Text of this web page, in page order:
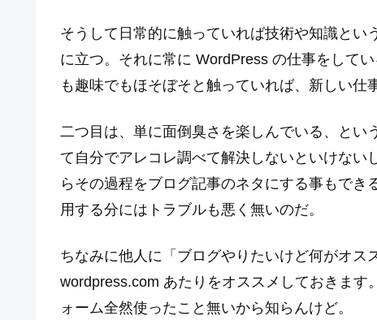
そうして日常的に触っていれば技術や知識と
に立つ。それに常に WordPress の仕事をして
も趣味でもほそぼそと触っていれば、新しい仕
二つ目は、単に面倒臭さを楽しんでいる、と
て自分でアレコレ調べて解決しないといけない
らその過程をブログ記事のネタにする事もで
用する分にはトラブルも悪く無いのだ。
ちなみに他人に「ブログやりたいけど何がオス
wordpress.com あたりをオススメしておきま
ォーム全然使ったこと無いから知らんけど。